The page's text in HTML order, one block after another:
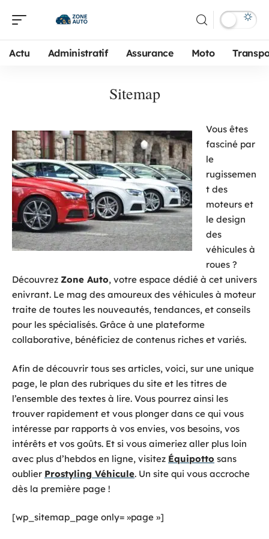
Actu Administratif Assurance Moto
Sitemap
Vous êtes
fasciné par
le
rugissemen
t des
moteurs et
le design
des
véhicules à
roues ?
Découvrez Zone Auto, votre espace dédié à cet univers
enivrant. Le mag des amoureux des véhicules à moteur
traite de toutes les nouveautés, tendances, et conseils
pour les spécialisés. Grâce à une plateforme
collaborative, bénéficiez de contenus riches et variés.
Afin de découvrir tous ses articles, voici, sur une unique
page, le plan des rubriques du site et les titres de
l’ensemble des textes à lire. Vous pourrez ainsi les
trouver rapidement et vous plonger dans ce qui vous
intéresse par rapports à vos envies, vos besoins, vos
intérêts et vos goûts. Et si vous aimeriez aller plus loin
avec plus d’hebdos en ligne, visitez Équipotto sans
oublier Prostyling Véhicule. Un site qui vous accroche
dès la première page !
[wp_sitemap_page only= »page »]